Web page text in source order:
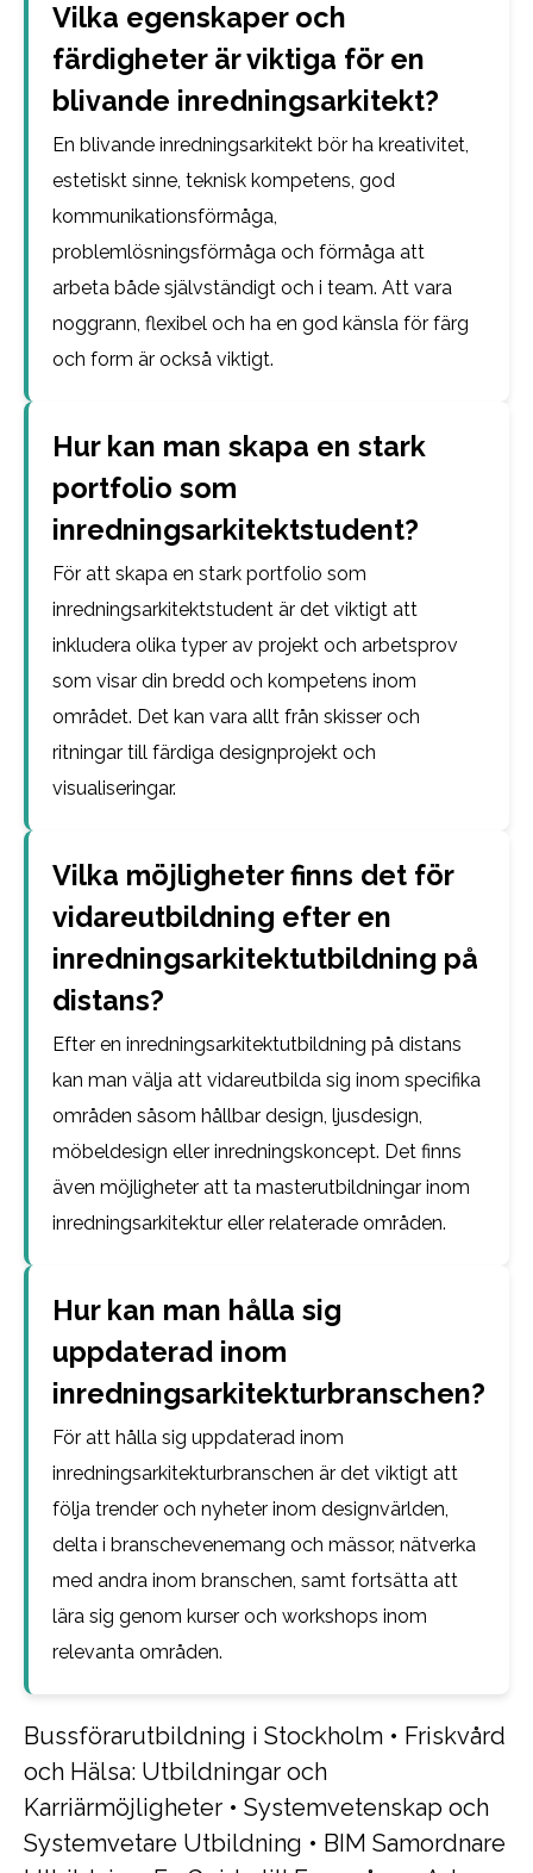
Vilka egenskaper och
färdigheter är viktiga för en
blivande inredningsarkitekt?
En blivande inredningsarkitekt bör ha kreativitet,
estetiskt sinne, teknisk kompetens, god
kommunikationsförmåga,
problemlösningsförmåga och förmåga att
arbeta både självständigt och i team. Att vara
noggrann, flexibel och ha en god känsla för färg
och form är också viktigt.
Hur kan man skapa en stark
portfolio som
inredningsarkitektstudent?
För att skapa en stark portfolio som
inredningsarkitektstudent är det viktigt att
inkludera olika typer av projekt och arbetsprov
som visar din bredd och kompetens inom
området. Det kan vara allt från skisser och
ritningar till färdiga designprojekt och
visualiseringar.
Vilka möjligheter finns det för
vidareutbildning efter en
inredningsarkitektutbildning på
distans?
Efter en inredningsarkitektutbildning på distans
kan man välja att vidareutbilda sig inom specifika
områden såsom hållbar design, ljusdesign,
möbeldesign eller inredningskoncept. Det finns
även möjligheter att ta masterutbildningar inom
inredningsarkitektur eller relaterade områden.
Hur kan man hålla sig
uppdaterad inom
inredningsarkitekturbranschen?
För att hålla sig uppdaterad inom
inredningsarkitekturbranschen är det viktigt att
följa trender och nyheter inom designvärlden,
delta i branschevenemang och mässor, nätverka
med andra inom branschen, samt fortsätta att
lära sig genom kurser och workshops inom
relevanta områden.
Bussförarutbildning i Stockholm • Friskvård
och Hälsa: Utbildningar och
Karriärmöjligheter • Systemvetenskap och
Systemvetare Utbildning • BIM Samordnare